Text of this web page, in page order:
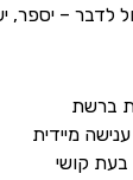
לדבר – יספר,
ברשת
מיידית
בעת קושי